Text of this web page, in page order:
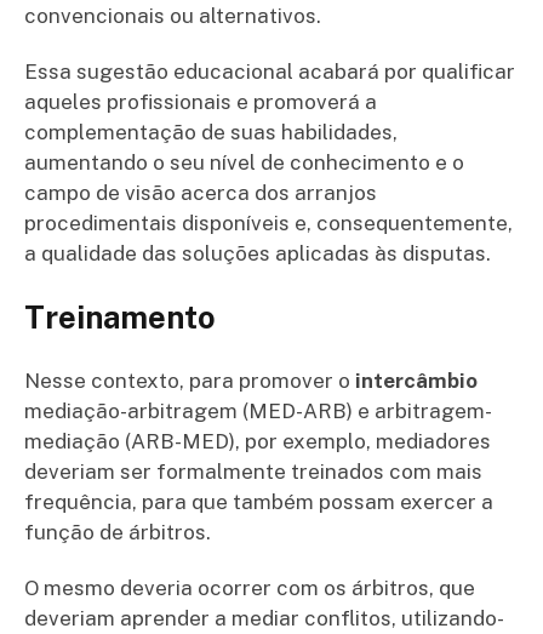
convencionais ou alternativos.
Essa sugestão educacional acabará por qualificar
aqueles profissionais e promoverá a
complementação de suas habilidades,
aumentando o seu nível de conhecimento e o
campo de visão acerca dos arranjos
procedimentais disponíveis e, consequentemente,
a qualidade das soluções aplicadas às disputas.
Treinamento
Nesse contexto, para promover o intercâmbio
mediação-arbitragem (MED-ARB) e arbitragem-
mediação (ARB-MED), por exemplo, mediadores
deveriam ser formalmente treinados com mais
frequência, para que também possam exercer a
função de árbitros.
O mesmo deveria ocorrer com os árbitros, que
deveriam aprender a mediar conflitos, utilizando-